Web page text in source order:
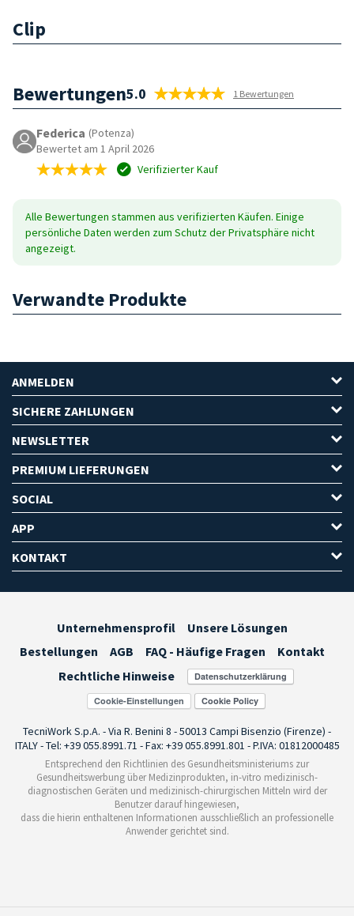
Clip
Bewertungen5.0 1 Bewertungen
Federica (Potenza)
Bewertet am 1 April 2026
Verifizierter Kauf
Alle Bewertungen stammen aus verifizierten Käufen. Einige
persönliche Daten werden zum Schutz der Privatsphäre nicht
angezeigt.
Verwandte Produkte
ANMELDEN
SICHERE ZAHLUNGEN
NEWSLETTER
PREMIUM LIEFERUNGEN
SOCIAL
APP
KONTAKT
Unternehmensprofil
Unsere Lösungen
Bestellungen
AGB FAQ - Häufige Fragen
Kontakt
Rechtliche Hinweise
Cookie-Einstellungen
TecniWork S.p.A. - Via R. Benini 8 - 50013 Campi Bisenzio (Firenze) -
ITALY - Tel: +39 055.8991.71 - Fax: +39 055.8991.801 - P.IVA: 01812000485
Entsprechend den Richtlinien des Gesundheitsministeriums zur
Gesundheitswerbung über Medizinprodukten, in-vitro medizinisch-
diagnostischen Geräten und medizinisch-chirurgischen Mitteln wird der
Benutzer darauf hingewiesen,
dass die hierin enthaltenen Informationen ausschließlich an professionelle
Anwender gerichtet sind.